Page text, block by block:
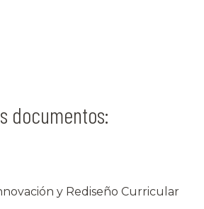
documentos:
y Rediseño Curricular